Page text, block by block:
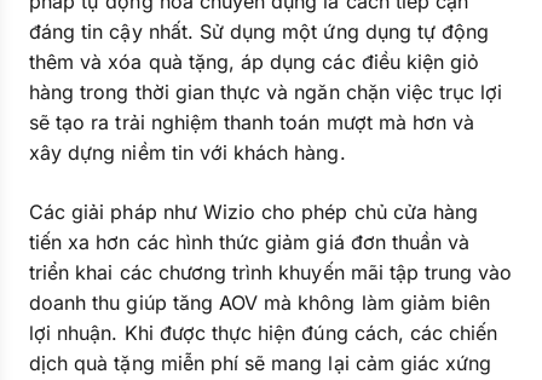
đáng tin cậy nhất. Sử dụng một ứng dụng tự động
thêm và xóa quà tặng, áp dụng các điều kiện giỏ
hàng trong thời gian thực và ngăn chặn việc trục lợi
sẽ tạo ra trải nghiệm thanh toán mượt mà hơn và
xây dựng niềm tin với khách hàng.
Các giải pháp như Wizio cho phép chủ cửa hàng
tiến xa hơn các hình thức giảm giá đơn thuần và
triển khai các chương trình khuyến mãi tập trung vào
doanh thu giúp tăng AOV mà không làm giảm biên
lợi nhuận. Khi được thực hiện đúng cách, các chiến
dịch quà tặng miễn phí sẽ mang lại cảm giác xứng